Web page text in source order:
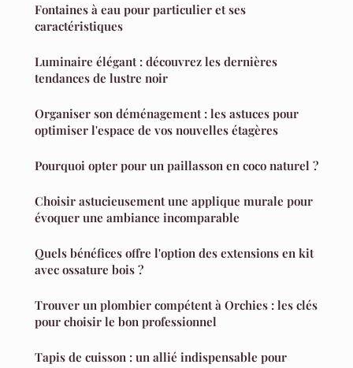
Fontaines à eau pour particulier et ses
caractéristiques
Luminaire élégant : découvrez les dernières
tendances de lustre noir
Organiser son déménagement : les astuces pour
optimiser l'espace de vos nouvelles étagères
Pourquoi opter pour un paillasson en coco naturel ?
Choisir astucieusement une applique murale pour
évoquer une ambiance incomparable
Quels bénéfices offre l'option des extensions en kit
avec ossature bois ?
Trouver un plombier compétent à Orchies : les clés
pour choisir le bon professionnel
Tapis de cuisson : un allié indispensable pour